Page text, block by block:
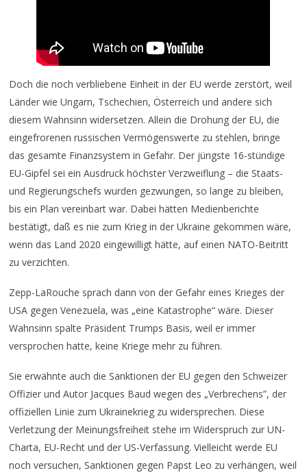
Doch die noch verbliebene Einheit in der EU werde zerstört, weil
Länder wie Ungarn, Tschechien, Österreich und andere sich
diesem Wahnsinn widersetzen. Allein die Drohung der EU, die
eingefrorenen russischen Vermögenswerte zu stehlen, bringe
das gesamte Finanzsystem in Gefahr. Der jüngste 16-stündige
EU-Gipfel sei ein Ausdruck höchster Verzweiflung – die Staats-
und Regierungschefs wurden gezwungen, so lange zu bleiben,
bis ein Plan vereinbart war. Dabei hätten Medienberichte
bestätigt, daß es nie zum Krieg in der Ukraine gekommen wäre,
wenn das Land 2020 eingewilligt hätte, auf einen NATO-Beitritt
zu verzichten.
Zepp-LaRouche sprach dann von der Gefahr eines Krieges der
USA gegen Venezuela, was „eine Katastrophe“ wäre. Dieser
Wahnsinn spalte Präsident Trumps Basis, weil er immer
versprochen hatte, keine Kriege mehr zu führen.
Sie erwähnte auch die Sanktionen der EU gegen den Schweizer
Offizier und Autor Jacques Baud wegen des „Verbrechens”, der
offiziellen Linie zum Ukrainekrieg zu widersprechen. Diese
Verletzung der Meinungsfreiheit stehe im Widerspruch zur UN-
Charta, EU-Recht und der US-Verfassung. Vielleicht werde EU
noch versuchen, Sanktionen gegen Papst Leo zu verhängen, weil